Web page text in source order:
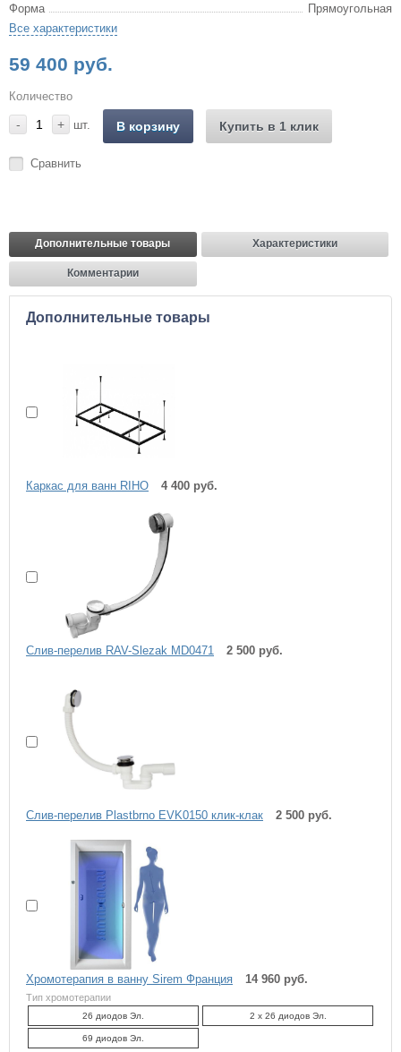
Форма
Прямоугольная
Все характеристики
59 400 руб.
Количество
- + шт. В корзину Купить в 1 клик
Сравнить
Дополнительные товары Характеристики
Комментарии
Дополнительные товары
Каркас для ванн RIHO 4 400 руб.
Слив-перелив RAV-Slezak MD0471 2 500 руб.
Слив-перелив Plastbrno EVK0150 клик-клак 2 500 руб.
Хромотерапия в ванну Sirem Франция 14 960 руб.
Тип хромотерапии
26 диодов Эл. 2 x 26 диодов Эл.
69 диодов Эл.